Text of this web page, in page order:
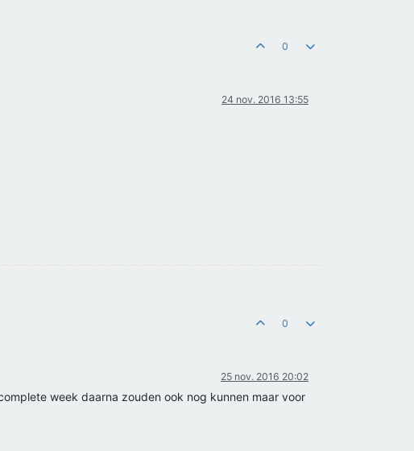
0
24 nov. 2016 13:55
0
25 nov. 2016 20:02
week daarna zouden ook nog kunnen maar voor